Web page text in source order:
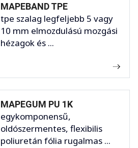
MAPEBAND TPE
tpe szalag legfeljebb 5 vagy
10 mm elmozdulású mozgási
hézagok és ...
MAPEGUM PU 1K
egykomponensű,
oldószermentes, flexibilis
poliuretán fólia rugalmas ...